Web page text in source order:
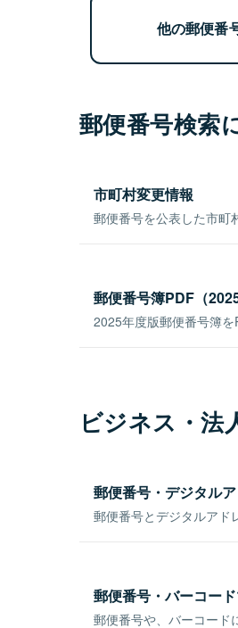
他の郵便番
郵便番号検索
市町村変更情報
郵便番号を公表した市町
郵便番号簿PDF（
2025年度版郵便番号簿を
ビジネス・法
郵便番号・デジタル
郵便番号とデジタルアド
郵便番号・バーコー
郵便番号や、バーコード